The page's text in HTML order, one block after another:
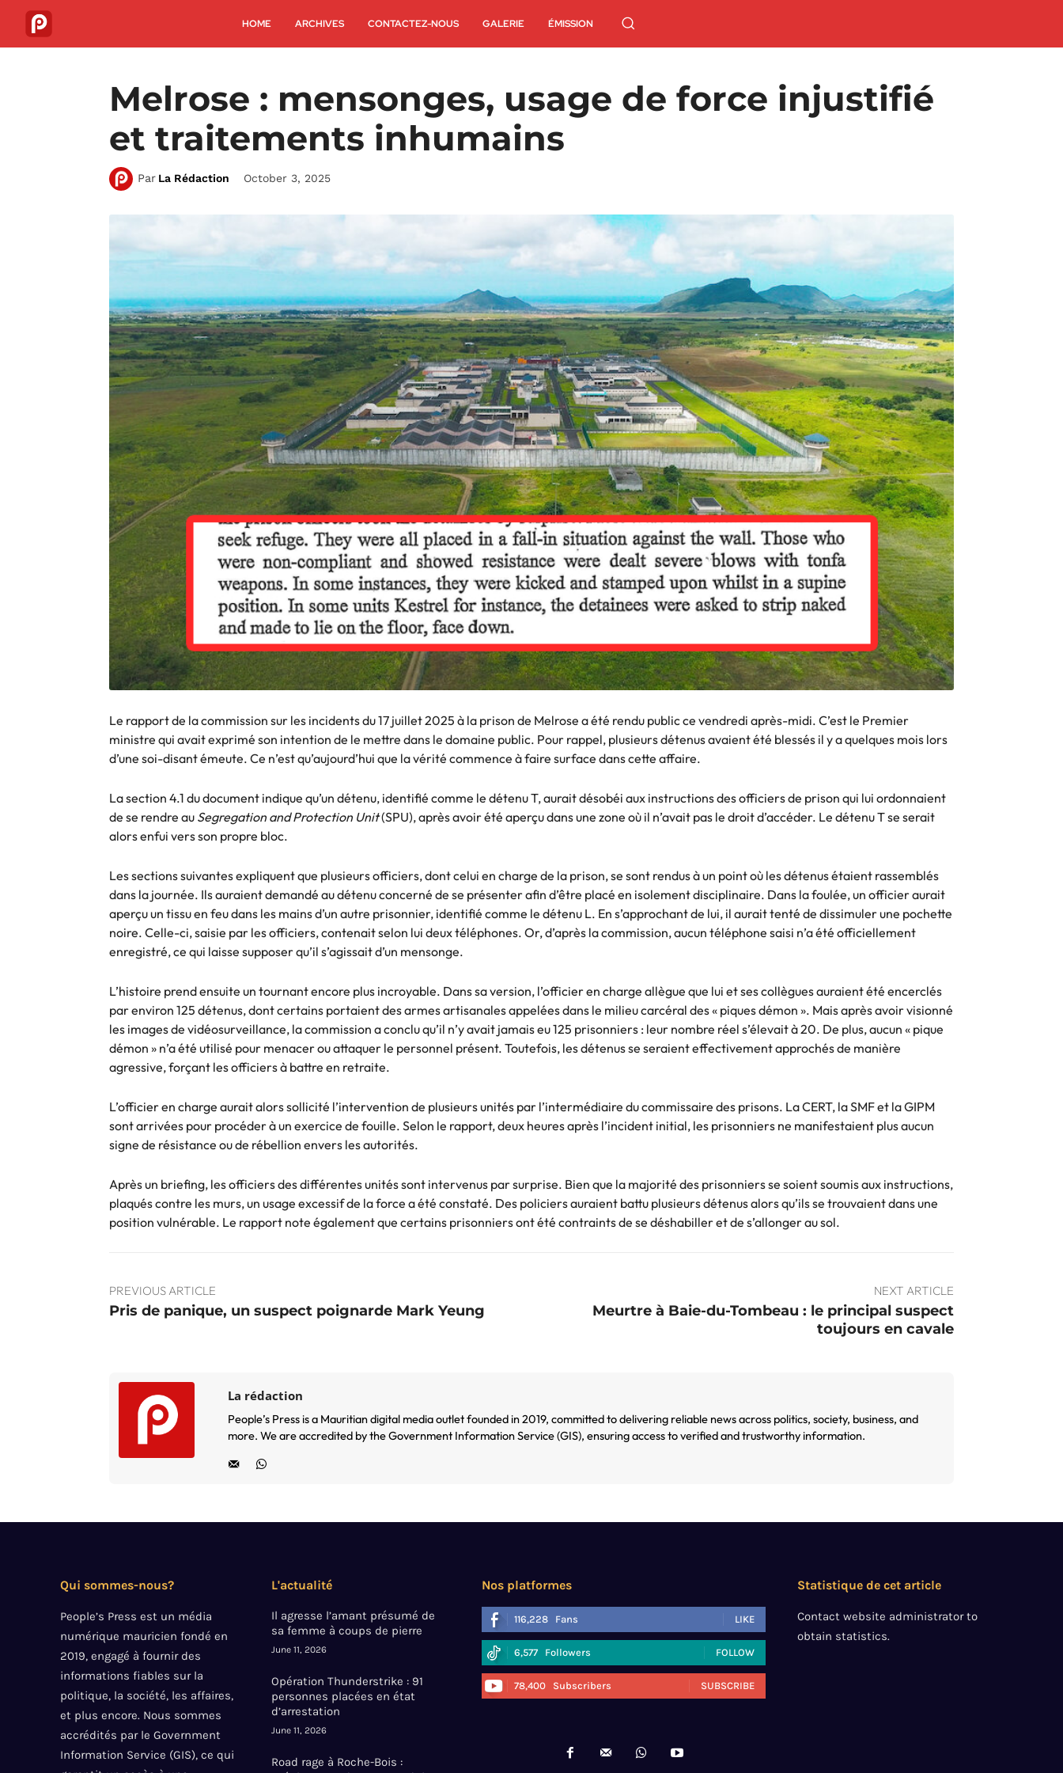
HOME ARCHIVES CONTACTEZ-NOUS GALERIE ÉMISSION
Melrose : mensonges, usage de force injustifié
et traitements inhumains
Par La Rédaction October 3, 2025
Le rapport de la commission sur les incidents du 17 juillet 2025 à la prison de Melrose a été rendu public ce vendredi après-midi. C’est le Premier
ministre qui avait exprimé son intention de le mettre dans le domaine public. Pour rappel, plusieurs détenus avaient été blessés il y a quelques mois lors
d’une soi-disant émeute. Ce n’est qu’aujourd’hui que la vérité commence à faire surface dans cette affaire.
La section 4.1 du document indique qu’un détenu, identifié comme le détenu T, aurait désobéi aux instructions des officiers de prison qui lui ordonnaient
de se rendre au Segregation and Protection Unit(SPU), après avoir été aperçu dans une zone où il n’avait pas le droit d’accéder. Le détenu T se serait
alors enfui vers son propre bloc.
Les sections suivantes expliquent que plusieurs officiers, dont celui en charge de la prison, se sont rendus à un point où les détenus étaient rassemblés
dans la journée. Ils auraient demandé au détenu concerné de se présenter afin d’être placé en isolement disciplinaire. Dans la foulée, un officier aurait
aperçu un tissu en feu dans les mains d’un autre prisonnier, identifié comme le détenu L. En s’approchant de lui, il aurait tenté de dissimuler une pochette
noire. Celle-ci, saisie par les officiers, contenait selon lui deux téléphones. Or, d’après la commission, aucun téléphone saisi n’a été officiellement
enregistré, ce qui laisse supposer qu’il s’agissait d’un mensonge.
L’histoire prend ensuite un tournant encore plus incroyable. Dans sa version, l’officier en charge allègue que lui et ses collègues auraient été encerclés
par environ 125 détenus, dont certains portaient des armes artisanales appelées dans le milieu carcéral des « piques démon ». Mais après avoir visionné
les images de vidéosurveillance, la commission a conclu qu’il n’y avait jamais eu 125 prisonniers : leur nombre réel s’élevait à 20. De plus, aucun « pique
démon » n’a été utilisé pour menacer ou attaquer le personnel présent. Toutefois, les détenus se seraient effectivement approchés de manière
agressive, forçant les officiers à battre en retraite.
L’officier en charge aurait alors sollicité l’intervention de plusieurs unités par l’intermédiaire du commissaire des prisons. La CERT, la SMF et la GIPM
sont arrivées pour procéder à un exercice de fouille. Selon le rapport, deux heures après l’incident initial, les prisonniers ne manifestaient plus aucun
signe de résistance ou de rébellion envers les autorités.
Après un briefing, les officiers des différentes unités sont intervenus par surprise. Bien que la majorité des prisonniers se soient soumis aux instructions,
plaqués contre les murs, un usage excessif de la force a été constaté. Des policiers auraient battu plusieurs détenus alors qu’ils se trouvaient dans une
position vulnérable. Le rapport note également que certains prisonniers ont été contraints de se déshabiller et de s’allonger au sol.
PREVIOUS ARTICLE
Pris de panique, un suspect poignarde Mark Yeung
NEXT ARTICLE
Meurtre à Baie-du-Tombeau : le principal suspect
toujours en cavale
La rédaction
People’s Press is a Mauritian digital media outlet founded in 2019, committed to delivering reliable news across politics, society, business, and
more. We are accredited by the Government Information Service (GIS), ensuring access to verified and trustworthy information.
Qui sommes-nous?
People’s Press est un média
numérique mauricien fondé en
2019, engagé à fournir des
informations fiables sur la
politique, la société, les affaires,
et plus encore. Nous sommes
accrédités par le Government
Information Service (GIS), ce qui
L'actualité
Il agresse l’amant présumé de
sa femme à coups de pierre
June 11, 2026
Opération Thunderstrike : 91
personnes placées en état
d’arrestation
June 11, 2026
Road rage à Roche-Bois :
Nos platformes
116,228 Fans LIKE
6,577 Followers FOLLOW
78,400 Subscribers SUBSCRIBE
Statistique de cet article
Contact website administrator to
obtain statistics.